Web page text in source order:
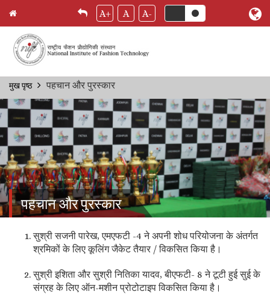
Skip
main
content
A+ A A-
Breadcrumb
मुख पृष्ठ पहचान और पुरस्कार
पहचान और पुरस्कार
सुश्री सजनी पारेख, एमएफटी -4 ने अपनी शोध परियोजना के अंतर्गत
श्रमिकों के लिए कूलिंग जैकेट तैयार / विकसित किया है।
सुश्री इशिता और सुश्री नितिका यादव, बीएफटी- 8 ने टूटी हुई सुई के
संग्रह के लिए ऑन-मशीन प्रोटोटाइप विकसित किया है।